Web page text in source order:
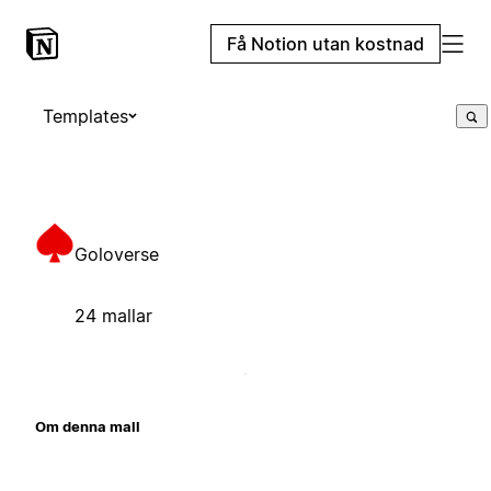
Få Notion utan kostnad
Templates
Goloverse
24 mallar
Om denna mall